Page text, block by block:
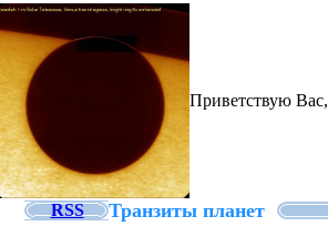
Приветствую Вас,
RSS Транзиты планет